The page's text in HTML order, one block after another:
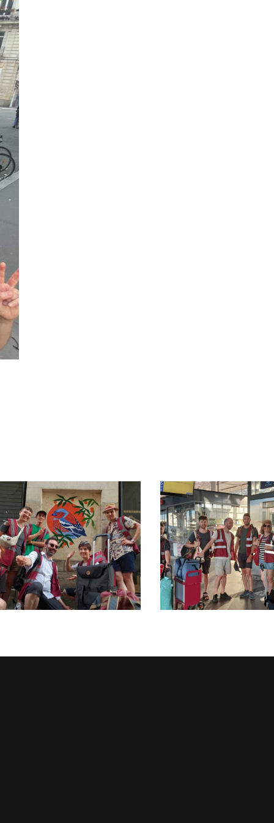
LUNDI
2026
MARAUDE DU LUNDI
06 JUILLET 2026